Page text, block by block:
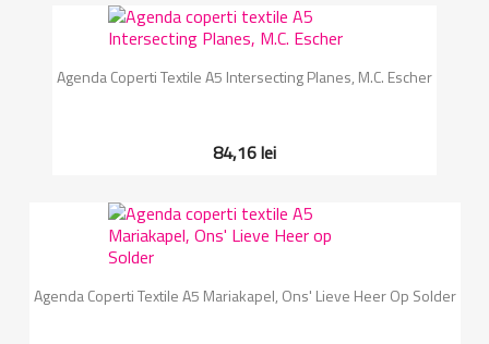
Agenda Coperti Textile A5 Intersecting Planes, M.C. Escher
84,16 lei
Agenda Coperti Textile A5 Mariakapel, Ons' Lieve Heer Op Solder